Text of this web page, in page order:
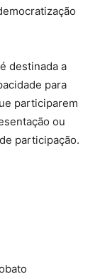
destinada a
para
participarem
ou
participação.